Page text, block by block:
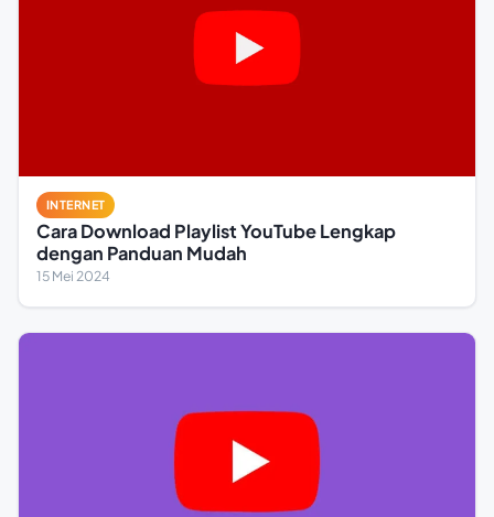
INTERNET
Cara Download Playlist YouTube Lengkap
dengan Panduan Mudah
15 Mei 2024